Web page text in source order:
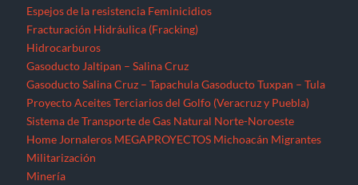
Espejos de la resistencia Feminicidios
Fracturación Hidráulica (Fracking)
Hidrocarburos
Gasoducto Jaltipan – Salina Cruz
Gasoducto Salina Cruz – Tapachula Gasoducto Tuxpan – Tula
Proyecto Aceites Terciarios del Golfo (Veracruz y Puebla)
Sistema de Transporte de Gas Natural Norte-Noroeste
Home Jornaleros MEGAPROYECTOS Michoacán Migrantes
Militarización
Minería